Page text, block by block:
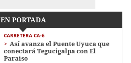
EN PORTADA
CARRETERA CA-6
Así avanza el Puente Uyuca que
conectará Tegucigalpa con El
Paraíso